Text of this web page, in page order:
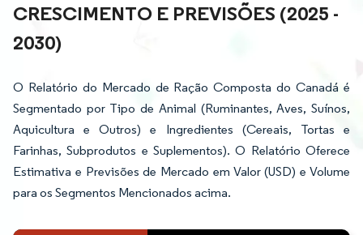
CRESCIMENTO E PREVISÕES (2025 -
2030)
O Relatório do Mercado de Ração Composta do Canadá é
Segmentado por Tipo de Animal (Ruminantes, Aves, Suínos,
Aquicultura e Outros) e Ingredientes (Cereais, Tortas e
Farinhas, Subprodutos e Suplementos). O Relatório Oferece
Estimativa e Previsões de Mercado em Valor (USD) e Volume
para os Segmentos Mencionados acima.